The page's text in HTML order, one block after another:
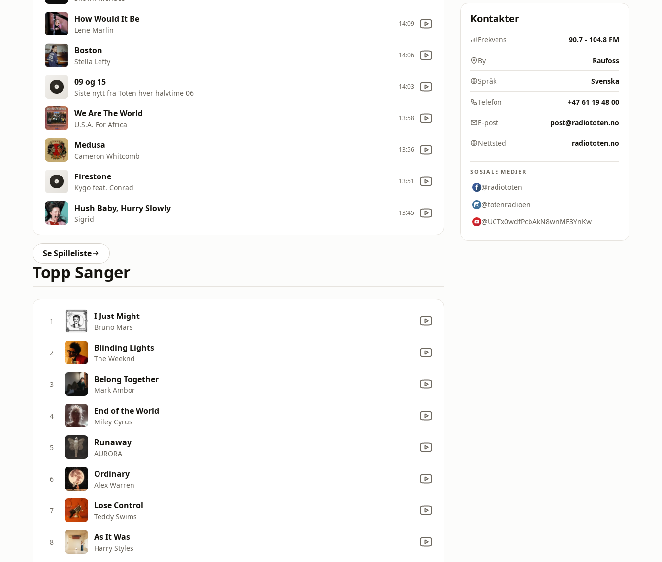
How Would It Be
Lene Marlin
14:09
Boston
Stella Lefty
14:06
09 og 15
Siste nytt fra Toten hver halvtime 06
14:03
We Are The World
U.S.A. For Africa
13:58
Medusa
Cameron Whitcomb
13:56
Firestone
Kygo feat. Conrad
13:51
Hush Baby, Hurry Slowly
Sigrid
13:45
Se Spilleliste
Topp Sanger
1 I Just Might
Bruno Mars
2 Blinding Lights
The Weeknd
3 Belong Together
Mark Ambor
4 End of the World
Miley Cyrus
5 Runaway
AURORA
6 Ordinary
Alex Warren
7 Lose Control
Teddy Swims
8 As It Was
Harry Styles
Kontakter
Frekvens 90.7 - 104.8 FM
By Raufoss
Språk Svenska
Telefon +47 61 19 48 00
E-post post@radiototen.no
Nettsted radiototen.no
SOSIALE MEDIER
@radiototen
@totenradioen
@UCTx0wdfPcbAkN8wnMF3YnKw